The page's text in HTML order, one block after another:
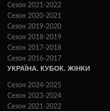
Сезон 2021-2022
Сезон 2020-2021
Сезон 2019-2020
Сезон 2018-2019
Сезон 2017-2018
Сезон 2016-2017
УКРАЇНА. КУБОК. ЖІНКИ
Сезон 2024-2025
Сезон 2023-2024
Сезон 2021-2022